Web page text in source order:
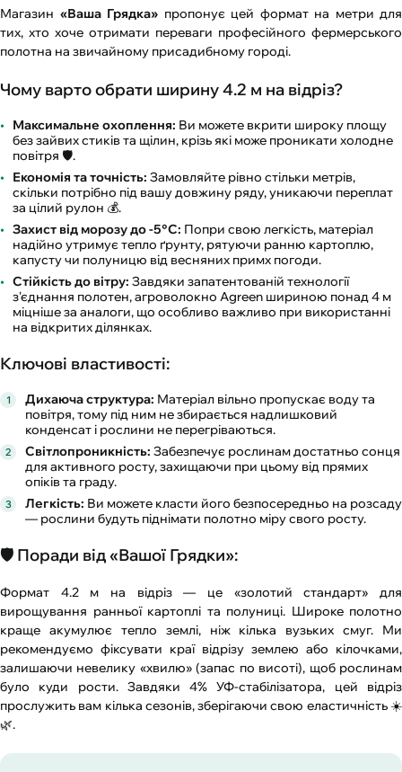
Магазин «Ваша Грядка» пропонує цей формат на метри для
тих, хто хоче отримати переваги професійного фермерського
полотна на звичайному присадибному городі.
Чому варто обрати ширину 4.2 м на відріз?
Максимальне охоплення: Ви можете вкрити широку площу
без зайвих стиків та щілин, крізь які може проникати холодне
повітря 🛡️.
Економія та точність: Замовляйте рівно стільки метрів,
скільки потрібно під вашу довжину ряду, уникаючи переплат
за цілий рулон 💰.
Захист від морозу до -5°С: Попри свою легкість, матеріал
надійно утримує тепло ґрунту, рятуючи ранню картоплю,
капусту чи полуницю від весняних примх погоди.
Стійкість до вітру: Завдяки запатентованій технології
з'єднання полотен, агроволокно Agreen шириною понад 4 м
міцніше за аналоги, що особливо важливо при використанні
на відкритих ділянках.
Ключові властивості:
Дихаюча структура: Матеріал вільно пропускає воду та
повітря, тому під ним не збирається надлишковий
конденсат і рослини не перегріваються.
Світлопроникність: Забезпечує рослинам достатньо сонця
для активного росту, захищаючи при цьому від прямих
опіків та граду.
Легкість: Ви можете класти його безпосередньо на розсаду
— рослини будуть піднімати полотно міру свого росту.
🛡️ Поради від «Вашої Грядки»:
Формат 4.2 м на відріз — це «золотий стандарт» для
вирощування ранньої картоплі та полуниці. Широке полотно
краще акумулює тепло землі, ніж кілька вузьких смуг. Ми
рекомендуємо фіксувати краї відрізу землею або кілочками,
залишаючи невелику «хвилю» (запас по висоті), щоб рослинам
було куди рости. Завдяки 4% УФ-стабілізатора, цей відріз
прослужить вам кілька сезонів, зберігаючи свою еластичність ☀️
🌿.